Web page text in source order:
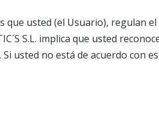
usted (el Usuario), regulan
S.L. implica que usted
usted no está de acuerdo con